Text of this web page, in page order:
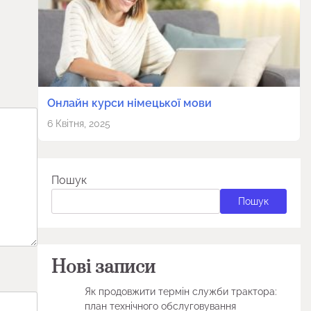
Онлайн курси німецької мови
6 Квітня, 2025
Пошук
Пошук
Нові записи
Як продовжити термін служби трактора:
план технічного обслуговування